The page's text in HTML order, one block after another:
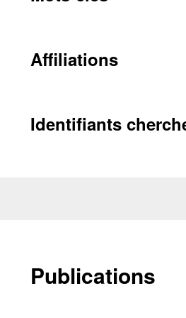
Affiliations
Identifiants
Publications